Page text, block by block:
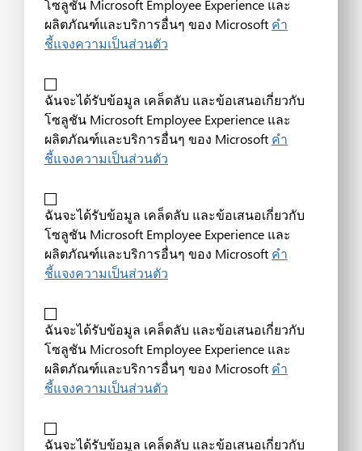
โซลูชัน Microsoft Employee Experience และ
ผลิตภัณฑ์และบริการอื่นๆ ของ Microsoft คำ
ชี้แจงความเป็นส่วนตัว
ฉันจะได้รับข้อมูล เคล็ดลับ และข้อเสนอเกี่ยวกับ
โซลูชัน Microsoft Employee Experience และ
ผลิตภัณฑ์และบริการอื่นๆ ของ Microsoft คำ
ชี้แจงความเป็นส่วนตัว
ฉันจะได้รับข้อมูล เคล็ดลับ และข้อเสนอเกี่ยวกับ
โซลูชัน Microsoft Employee Experience และ
ผลิตภัณฑ์และบริการอื่นๆ ของ Microsoft คำ
ชี้แจงความเป็นส่วนตัว
ฉันจะได้รับข้อมูล เคล็ดลับ และข้อเสนอเกี่ยวกับ
โซลูชัน Microsoft Employee Experience และ
ผลิตภัณฑ์และบริการอื่นๆ ของ Microsoft คำ
ชี้แจงความเป็นส่วนตัว
ฉันจะได้รับข้อมูล เคล็ดลับ และข้อเสนอเกี่ยวกับ